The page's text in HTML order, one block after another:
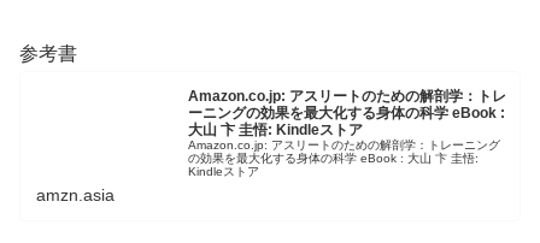
参考書
Amazon.co.jp: アスリートのための解剖学：トレ
ーニングの効果を最大化する身体の科学 eBook :
大山 卞 圭悟: Kindleストア
Amazon.co.jp: アスリートのための解剖学：トレーニング
の効果を最大化する身体の科学 eBook : 大山 卞 圭悟:
Kindleストア
amzn.asia